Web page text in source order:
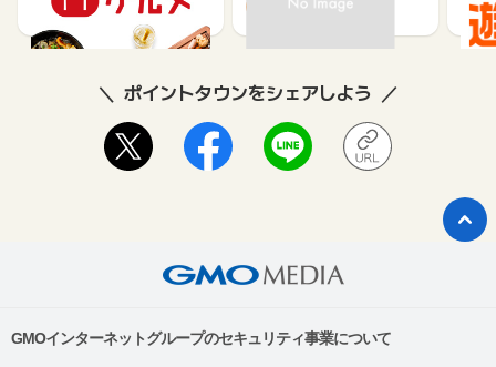
ポイントタウンをシェアしよう
GMOインターネットグループのセキュリティ事業について